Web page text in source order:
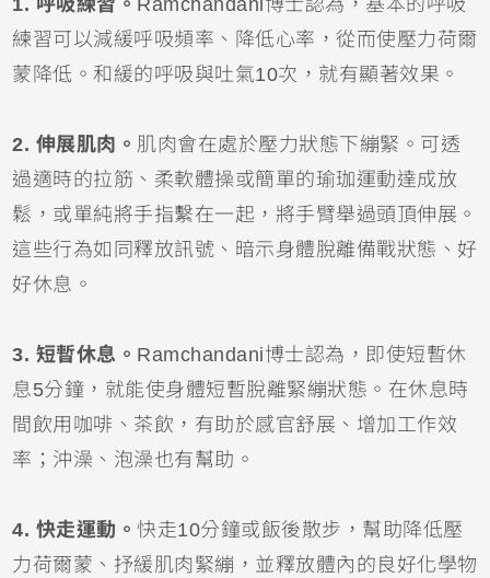
1. 呼吸練習。 Ramchandani博士認為，基本的呼吸
練習可以減緩呼吸頻率、降低心率，從而使壓力荷爾
蒙降低。和緩的呼吸與吐氣10次，就有顯著效果。
2. 伸展肌肉。 肌肉會在處於壓力狀態下繃緊。可透
過適時的拉筋、柔軟體操或簡單的瑜珈運動達成放
鬆，或單純將手指繫在一起，將手臂舉過頭頂伸展。
這些行為如同釋放訊號、暗示身體脫離備戰狀態、好
好休息。
3. 短暫休息。 Ramchandani博士認為，即使短暫休
息5分鐘，就能使身體短暫脫離緊繃狀態。在休息時
間飲用咖啡、茶飲，有助於感官舒展、增加工作效
率；沖澡、泡澡也有幫助。
4. 快走運動。快走10分鐘或飯後散步，幫助降低壓
力荷爾蒙、抒緩肌肉緊繃，並釋放體內的良好化學物